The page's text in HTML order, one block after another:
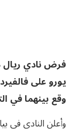
يورو على
وقع بينهما في
وأعلن النادي في